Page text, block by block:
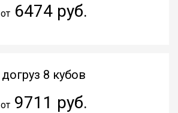
от6474 руб.
догруз 8 кубов
от9711 руб.